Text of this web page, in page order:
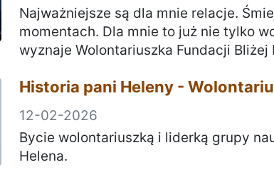
Najważniejsze są dla mnie relacje.
momentach. Dla mnie to już nie tylko
wyznaje Wolontariuszka Fundacji Bliżej
Historia pani Heleny -
12-02-2026
Bycie wolontariuszką i liderką grupy
Helena.